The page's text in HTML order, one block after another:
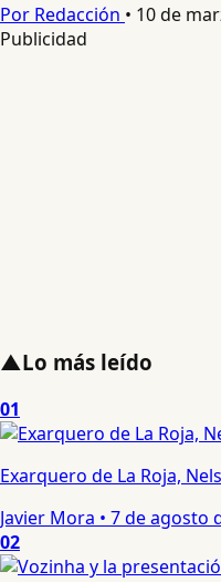
Por Redacción • 10 de
Publicidad
▲Lo más leído
01
Exarquero de La Roja,
Javier Mora • 7 de agosto
02